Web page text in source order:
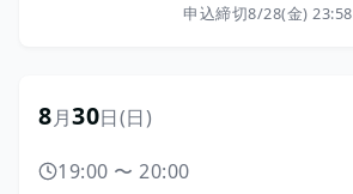
申込締切8/28(金) 23:58
8月30日(日)
19:00 〜 20:00